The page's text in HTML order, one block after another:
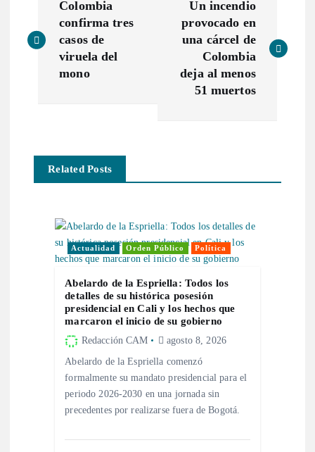
a
a
Colombia
confirma tres
casos de
viruela del
mono
Un incendio
provocado en
una cárcel de
Colombia
deja al menos
51 muertos
Related Posts
Actualidad Orden Público Política
Abelardo de la Espriella: Todos los
detalles de su histórica posesión
presidencial en Cali y los hechos que
marcaron el inicio de su gobierno
Redacción CAM agosto 8, 2026
Abelardo de la Espriella comenzó
formalmente su mandato presidencial para el
periodo 2026-2030 en una jornada sin
precedentes por realizarse fuera de Bogotá.